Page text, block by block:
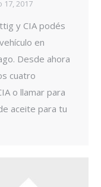
17, 2017
y CIA podés
en
Desde ahora
cuatro
o llamar para
aceite para tu